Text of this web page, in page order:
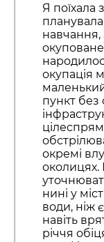
Я поїхала
навчання,
окупація
пункт без
окремі
околицях.
нині у
води, ніж
навіть
річчя